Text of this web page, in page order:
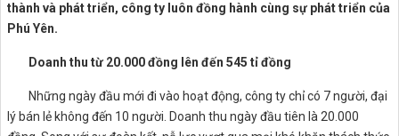
thành và phát triển, công ty luôn đồng hành cùng sự phát triển của
Phú Yên.
Doanh thu từ 20.000 đồng lên đến 545 tỉ đồng
Những ngày đầu mới đi vào hoạt động, công ty chỉ có 7 người, đại
lý bán lẻ không đến 10 người. Doanh thu ngày đầu tiên là 20.000